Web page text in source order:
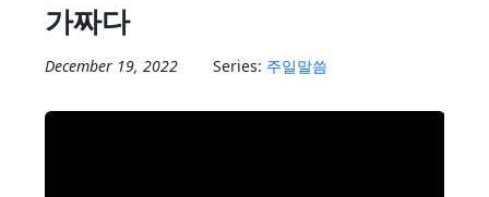
가짜다
December 19, 2022 Series: 주일말씀